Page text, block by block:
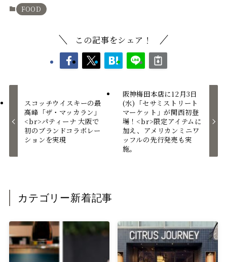
FOOD
この記事をシェア！
スコッチウイスキーの最
高峰「ザ・マッカラン」
<br>パティーナ 大阪で
初のブランドコラボレー
ションを実現
阪神梅田本店に12月3日
(水)「セサミストリート
マーケット」が関西初登
場！<br>限定アイテムに
加え、アメリカンミニワ
ッフルの先行発売も実
施。
カテゴリー新着記事